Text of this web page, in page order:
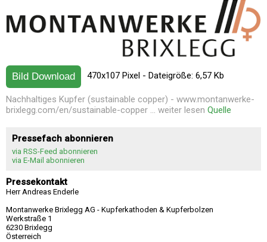
Bild Download 470x107 Pixel - Dateigröße: 6,57 Kb
Nachhaltiges Kupfer (sustainable copper) - www.montanwerke-
brixlegg.com/en/sustainable-copper ... weiter lesen Quelle
Pressefach abonnieren
via RSS-Feed abonnieren
via E-Mail abonnieren
Pressekontakt
Herr Andreas Enderle
Montanwerke Brixlegg AG - Kupferkathoden & Kupferbolzen
Werkstraße 1
6230 Brixlegg
Österreich